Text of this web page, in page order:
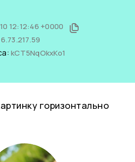
12:12:46 +0000
kCT5NqOkxKo1
горизонтально